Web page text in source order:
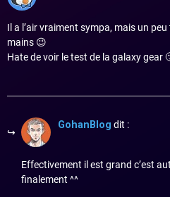
Il a l’air vraiment sympa, mais un
mains 😉
Hate de voir le test de la galaxy gear
GohanBlog dit :
Effectivement il est grand c’est
finalement ^^